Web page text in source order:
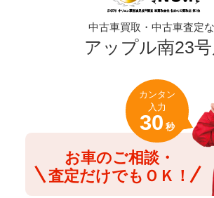
中古車買取・中古車査定
アップル南23
お車のご相談・
査定だけでもＯＫ！
カンタン
入力
30 秒